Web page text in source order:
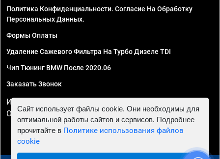
Политика Конфиденциальности. Согласие На Обработку
Персональных Данных.
Формы Оплаты
Удаление Сажевого Фильтра На Турбо Дизеле TDI
Чип Тюнинг BMW После 2020.06
Заказать Звонок
ИП Смирнов Георгий Павлович. ИНН 781302555843,
ОГРНИП 324470400032610
Сайт использует файлы cookie. Они необходимы для
оптимальной работы сайтов и сервисов. Подробнее
прочитайте в Политике использования файлов
cookie